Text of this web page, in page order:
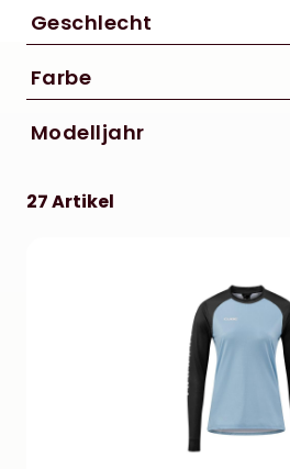
XS
S
M
L
XL
Geschlecht
Herren
Farbe
Modelljahr
27 Artikel